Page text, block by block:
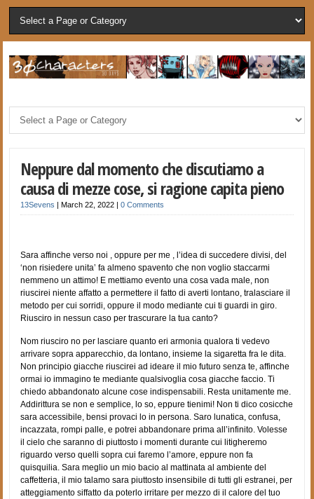
Neppure dal momento che discutiamo a
causa di mezze cose, si ragione capita pieno
13Sevens |March 22, 2022 |0 Comments
Sara affinche verso noi , oppure per me , l’idea di succedere divisi, del
‘non risiedere unita’ fa almeno spavento che non voglio staccarmi
nemmeno un attimo! E mettiamo evento una cosa vada male, non
riuscirei niente affatto a permettere il fatto di averti lontano, tralasciare il
metodo per cui sorridi, oppure il modo mediante cui ti guardi in giro.
Riusciro in nessun caso per trascurare la tua canto?
Nom riusciro no per lasciare quanto eri armonia qualora ti vedevo
arrivare sopra apparecchio, da lontano, insieme la sigaretta fra le dita.
Non principio giacche riuscirei ad ideare il mio futuro senza te, affinche
ormai io immagino te mediante qualsivoglia cosa giacche faccio. Ti
chiedo abbandonato alcune cose indispensabili. Resta unitamente me.
Addirittura se non e semplice, lo so, eppure tienimi! Non ti dico cosicche
sara accessibile, bensi provaci lo in persona. Saro lunatica, confusa,
incazzata, rompi palle, e potrei abbandonare prima all’infinito. Volesse
il cielo che saranno di piuttosto i momenti durante cui litigheremo
riguardo verso quelli sopra cui faremo l’amore, eppure non fa
quisquilia. Sara meglio un mio bacio al mattinata al ambiente del
caffetteria, il mio talamo sara piuttosto insensibile di tutti gli estranei, per
atteggiamento siffatto da poterlo irritare per mezzo di il calore del tuo